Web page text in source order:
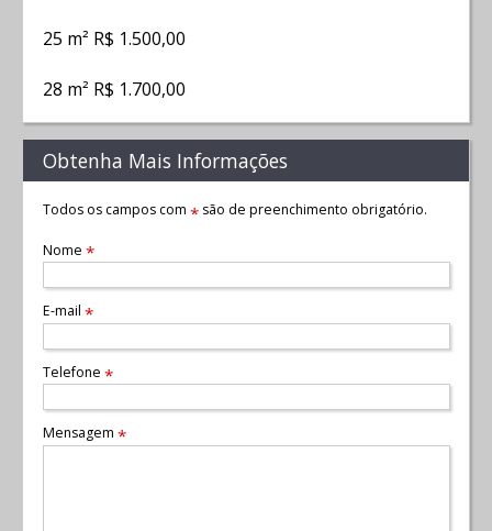
25 m² R$ 1.500,00
28 m² R$ 1.700,00
Obtenha Mais Informações
Todos os campos com *são de preenchimento obrigatório.
Nome *
E-mail *
Telefone *
Mensagem *